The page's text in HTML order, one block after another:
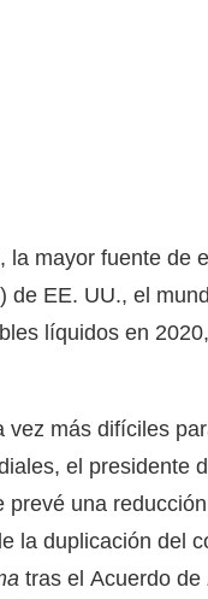
la mayor fuente de
) de EE. UU., el
líquidos en
vez más difíciles
el presidente
prevé una
la duplicación del
tras el Acuerdo de